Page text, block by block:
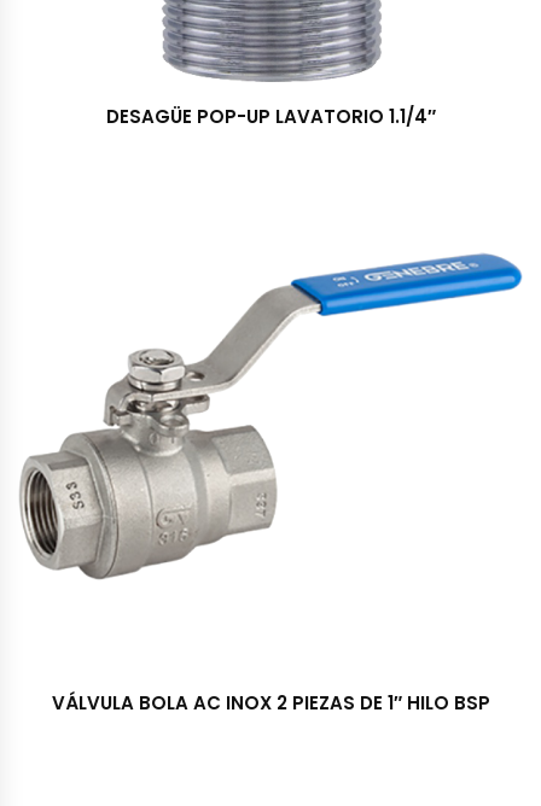
DESAGÜE POP-UP LAVATORIO 1.1/4″
VÁLVULA BOLA AC INOX 2 PIEZAS DE 1″ HILO BSP